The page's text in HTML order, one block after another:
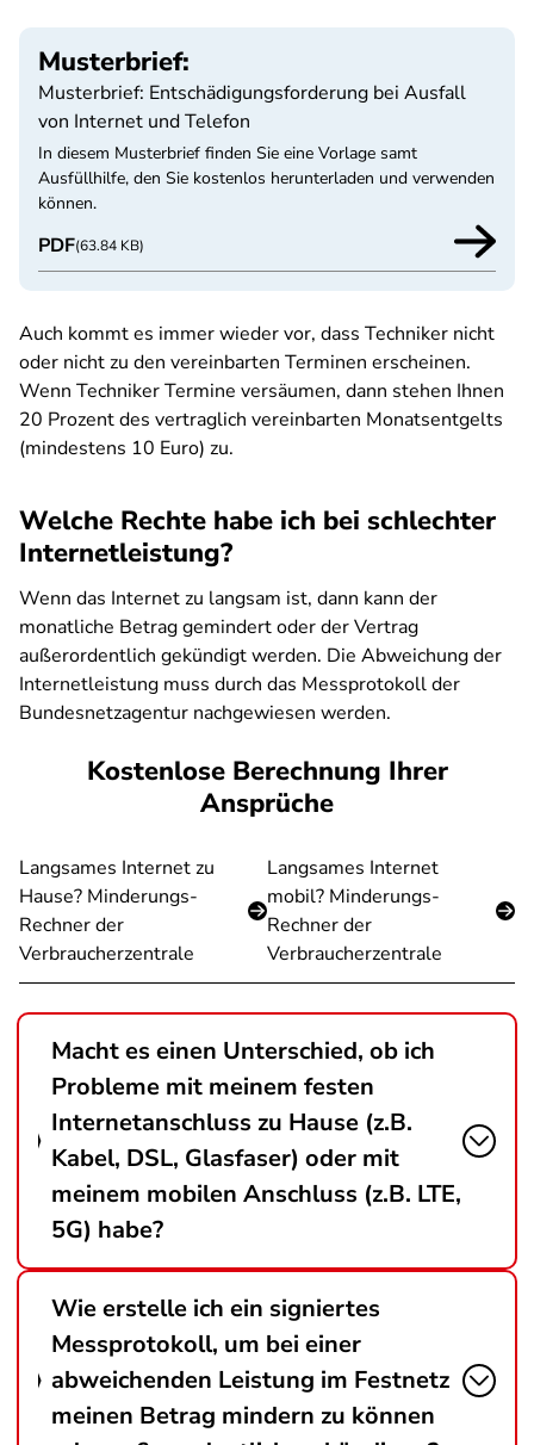
Musterbrief:
Musterbrief: Entschädigungsforderung bei Ausfall
von Internet und Telefon
In diesem Musterbrief finden Sie eine Vorlage samt
Ausfüllhilfe, den Sie kostenlos herunterladen und verwenden
können.
PDF(63.84 KB)
Auch kommt es immer wieder vor, dass Techniker nicht
oder nicht zu den vereinbarten Terminen erscheinen.
Wenn Techniker Termine versäumen, dann stehen Ihnen
20 Prozent des vertraglich vereinbarten Monatsentgelts
(mindestens 10 Euro) zu.
Welche Rechte habe ich bei schlechter
Internetleistung?
Wenn das Internet zu langsam ist, dann kann der
monatliche Betrag gemindert oder der Vertrag
außerordentlich gekündigt werden. Die Abweichung der
Internetleistung muss durch das Messprotokoll der
Bundesnetzagentur nachgewiesen werden.
Kostenlose Berechnung Ihrer
Ansprüche
Langsames Internet zu
Hause? Minderungs-
Rechner der
Verbraucherzentrale
Langsames Internet
mobil? Minderungs-
Rechner der
Verbraucherzentrale
Macht es einen Unterschied, ob ich
Probleme mit meinem festen
Internetanschluss zu Hause (z.B.
Kabel, DSL, Glasfaser) oder mit
meinem mobilen Anschluss (z.B. LTE,
5G) habe?
Wie erstelle ich ein signiertes
Messprotokoll, um bei einer
abweichenden Leistung im Festnetz
meinen Betrag mindern zu können